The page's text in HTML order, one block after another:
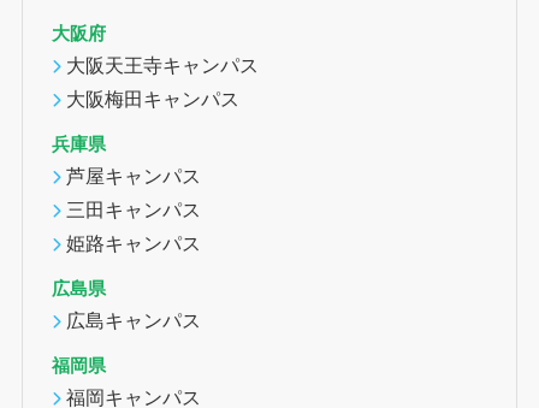
大阪府
大阪天王寺キャンパス
大阪梅田キャンパス
兵庫県
芦屋キャンパス
三田キャンパス
姫路キャンパス
広島県
広島キャンパス
福岡県
福岡キャンパス